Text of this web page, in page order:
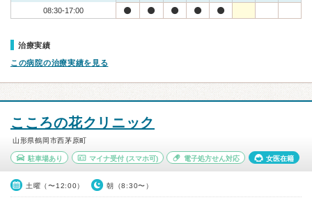
08:30-17:00
治療実績
この病院の治療実績を見る
こころの花クリニック
山形県鶴岡市西茅原町
駐車場あり マイナ受付(スマホ可) 電子処方せん対応 女医在籍
土曜（〜12:00） 朝（8:30〜）